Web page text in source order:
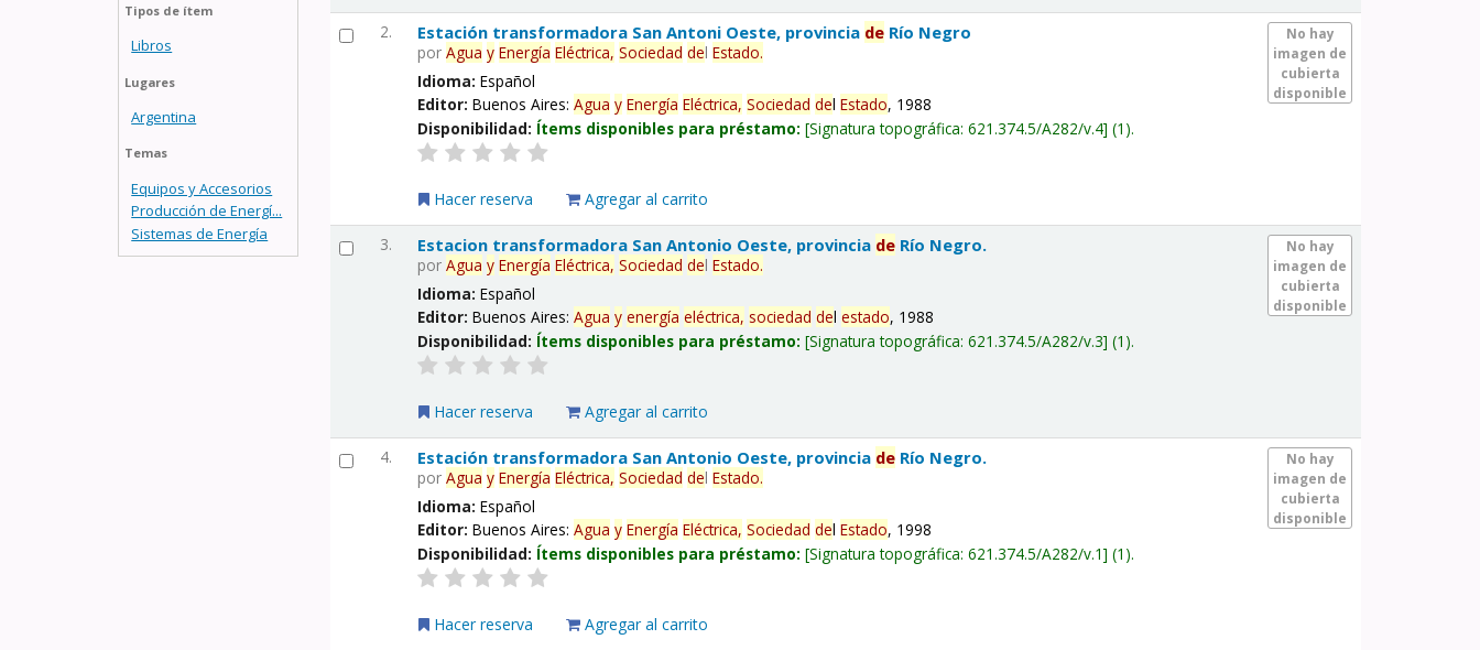
Tipos de ítem
Libros
Lugares
Argentina
Temas
Equipos y Accesorios
Producción de Energí...
Sistemas de Energía
2.
No hay
imagen de
cubierta
disponible
Estación transformadora San Antoni Oeste, provincia de Río Negro
porAgua y Energía Eléctrica, Sociedad delEstado.
Idioma:Español
Editor:Buenos Aires:Agua y Energía Eléctrica, Sociedad delEstado, 1988
Disponibilidad: Ítems disponibles para préstamo: Signatura topográfica:621.374.5/A282/v.4 (1).
Hacer reserva Agregar al carrito
3.
No hay
imagen de
cubierta
disponible
Estacion transformadora San Antonio Oeste, provincia de Río Negro.
porAgua y Energía Eléctrica, Sociedad delEstado.
Idioma:Español
Editor:Buenos Aires:Agua y energía eléctrica, sociedad delestado, 1988
Disponibilidad: Ítems disponibles para préstamo: Signatura topográfica:621.374.5/A282/v.3 (1).
Hacer reserva Agregar al carrito
4.
No hay
imagen de
cubierta
disponible
Estación transformadora San Antonio Oeste, provincia de Río Negro.
porAgua y Energía Eléctrica, Sociedad delEstado.
Idioma:Español
Editor:Buenos Aires:Agua y Energía Eléctrica, Sociedad delEstado, 1998
Disponibilidad: Ítems disponibles para préstamo: Signatura topográfica:621.374.5/A282/v.1 (1).
Hacer reserva Agregar al carrito